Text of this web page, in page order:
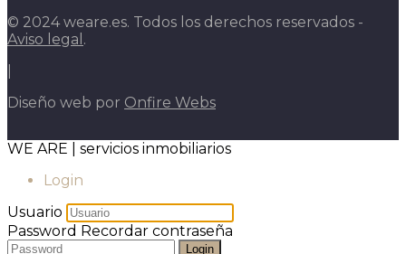
© 2024 weare.es. Todos los derechos reservados -
Aviso legal .
Diseño web por Onfire Webs
WE ARE | servicios inmobiliarios
Login
Usuario
Password Recordar contraseña
Login